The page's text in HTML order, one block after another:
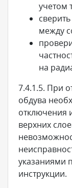
учетом
между
на
7.4.1.5. При
обдува
отключения
верхних
указаниями
инструкции.